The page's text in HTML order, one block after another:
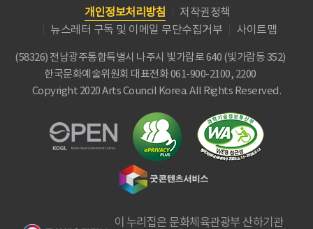
개인정보처리방침
저작권정책
뉴스레터 구독 및 이메일 무단수집거부
사이트맵
(58326) 전남광주통합특별시 나주시 빛가람로 640 (빛가람동 352)
한국문화예술위원회 대표전화 061-900-2100, 2200
Copyright 2020 Arts Council Korea. All Rights Reserved.
이 누리집은 문화체육관광부 산하기관